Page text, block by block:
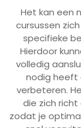
Het kan een
cursussen
specifieke
Hierdoor
volledig
nodig heeft
verbeteren.
die zich
zodat je